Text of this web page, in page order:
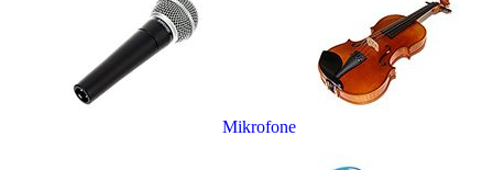
Mikrofone